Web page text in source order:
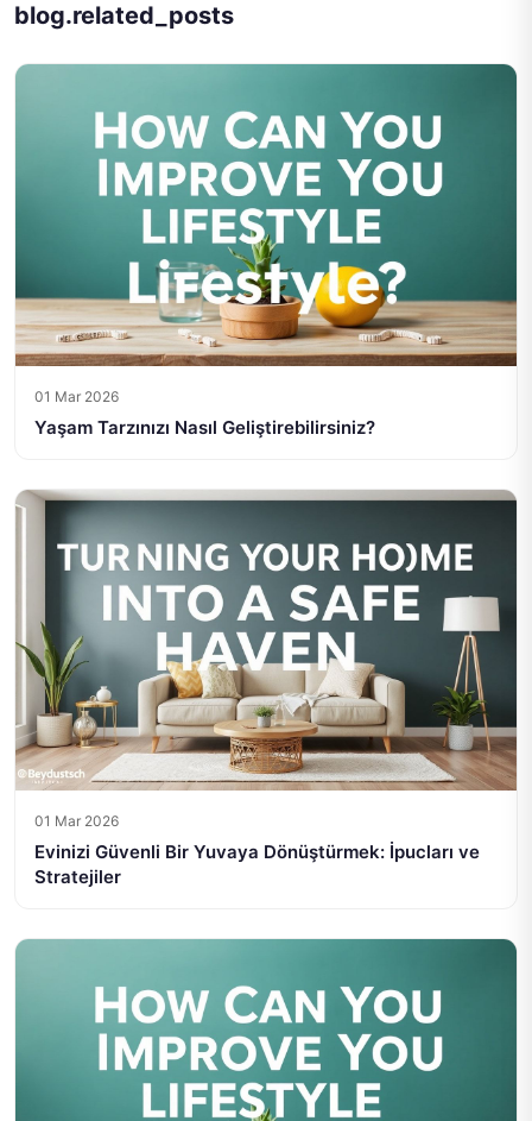
blog.related_posts
01 Mar 2026
Yaşam Tarzınızı Nasıl Geliştirebilirsiniz?
01 Mar 2026
Evinizi Güvenli Bir Yuvaya Dönüştürmek: İpucları ve
Stratejiler